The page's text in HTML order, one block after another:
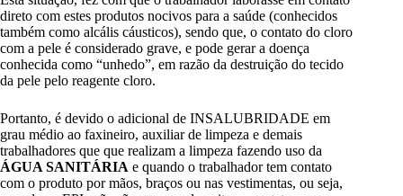
direto com estes produtos nocivos para a saúde (conhecidos
também como alcális cáusticos), sendo que, o contato do cloro
com a pele é considerado grave, e pode gerar a doença
conhecida como “unhedo”, em razão da destruição do tecido
da pele pelo reagente cloro.
Portanto, é devido o adicional de INSALUBRIDADE em
grau médio ao faxineiro, auxiliar de limpeza e demais
trabalhadores que que realizam a limpeza fazendo uso da
ÁGUA SANITÁRIA e quando o trabalhador tem contato
com o produto por mãos, braços ou nas vestimentas, ou seja,